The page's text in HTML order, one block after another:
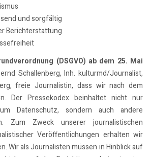
und sorgfältig
Berichterstattung
(DSGVO) ab dem 25. Mai
Schallenberg, Inh. kulturmd/Journalist,
freie Journalistin, dass wir nach dem
Der Pressekodex beinhaltet nicht nur
Datenschutz, sondern auch andere
Zum Zweck unserer journalistischen
Veröffentlichungen erhalten wir
Wir als Journalisten müssen in Hinblick auf